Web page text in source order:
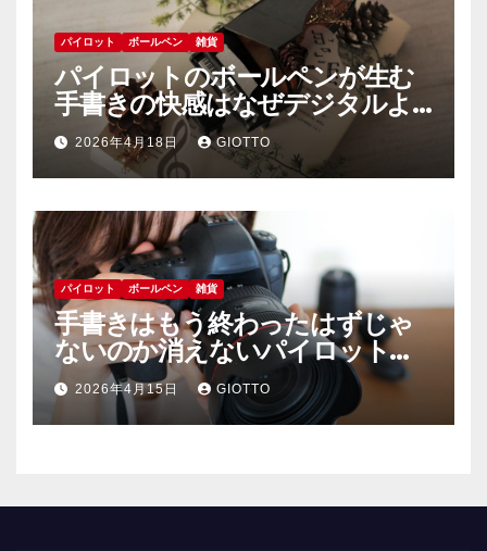
パイロット ボールペン 雑貨
パイロットのボールペンが生む
手書きの快感はなぜデジタルよ
りも人を熱狂させるのか
2026年4月18日 GIOTTO
パイロット ボールペン 雑貨
手書きはもう終わったはずじゃ
ないのか消えないパイロットの
魔力と人間が欲望で選ぶ理由
2026年4月15日 GIOTTO